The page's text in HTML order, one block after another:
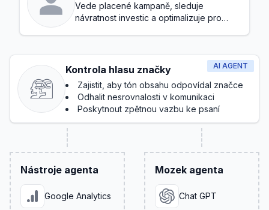
Vede placené kampaně, sleduje
návratnost investic a optimalizuje pro
AI AGENT
Kontrola hlasu značky
Zajistit, aby tón obsahu odpovídal značce
Odhalit nesrovnalosti v komunikaci
Poskytnout zpětnou vazbu ke psaní
Nástroje agenta
Google Analytics
Mozek agenta
Chat GPT